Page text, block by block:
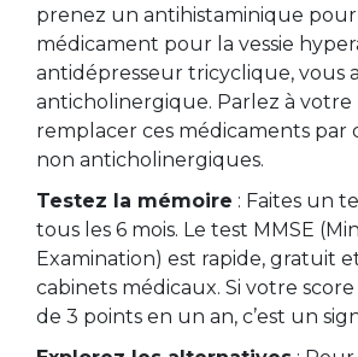
prenez un antihistaminique pour
médicament pour la vessie
antidépresseur tricyclique, vous
anticholinergique. Parlez à votre
remplacer ces médicaments par
non anticholinergiques.
Testez la mémoire : Faites un
tous les 6 mois. Le test MMSE
Examination) est rapide, gratuit
cabinets médicaux. Si votre
de 3 points en un an, c’est un